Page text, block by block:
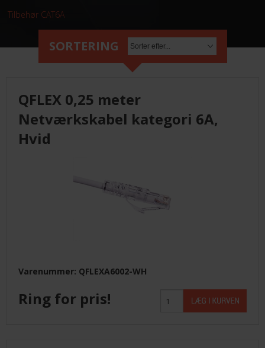
LØSNING
KONTAKT
FORSIDE
Tilbehør CAT6A
SORTERING
QFLEX 0,25 meter
Netværkskabel kategori 6A,
Hvid
Varenummer: QFLEXA6002-WH
Ring for pris!